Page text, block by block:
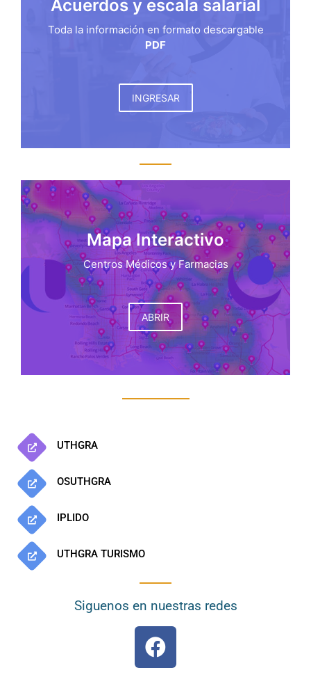
Acuerdos y escala salarial
Toda la información en formato descargable
PDF
INGRESAR
Mapa Interactivo
Centros Médicos y Farmacias
ABRIR
UTHGRA
OSUTHGRA
IPLIDO
UTHGRA TURISMO
Siguenos en nuestras redes